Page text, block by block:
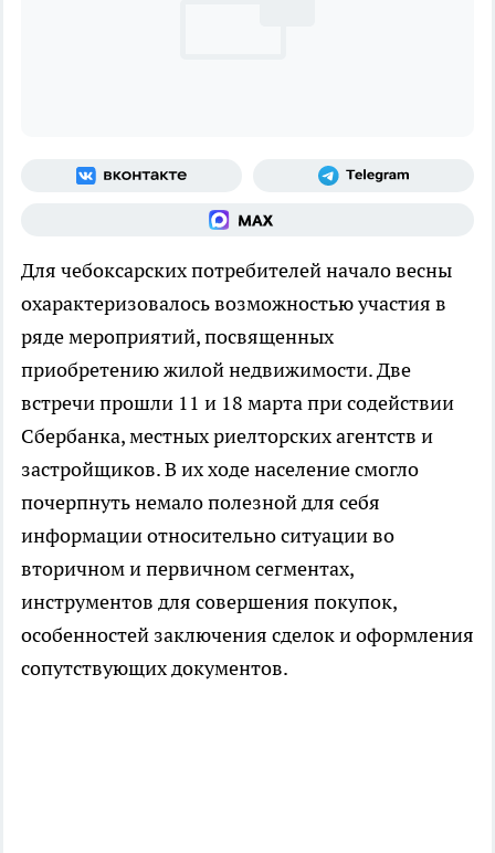
Для чебоксарских потребителей начало весны
охарактеризовалось возможностью участия в
ряде мероприятий, посвященных
приобретению жилой недвижимости. Две
встречи прошли 11 и 18 марта при содействии
Сбербанка, местных риелторских агентств и
застройщиков. В их ходе население смогло
почерпнуть немало полезной для себя
информации относительно ситуации во
вторичном и первичном сегментах,
инструментов для совершения покупок,
особенностей заключения сделок и оформления
сопутствующих документов.